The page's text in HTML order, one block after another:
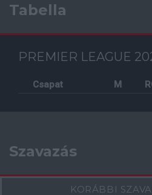
Tabella
PREMIER LEAGUE
Csapat M
Szavazás
KORÁBBI